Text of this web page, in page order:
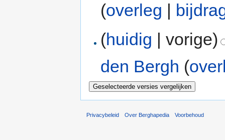
(overleg |
(huidig | vorige)
den Bergh (
Privacybeleid Over Berghapedia Voorbehoud